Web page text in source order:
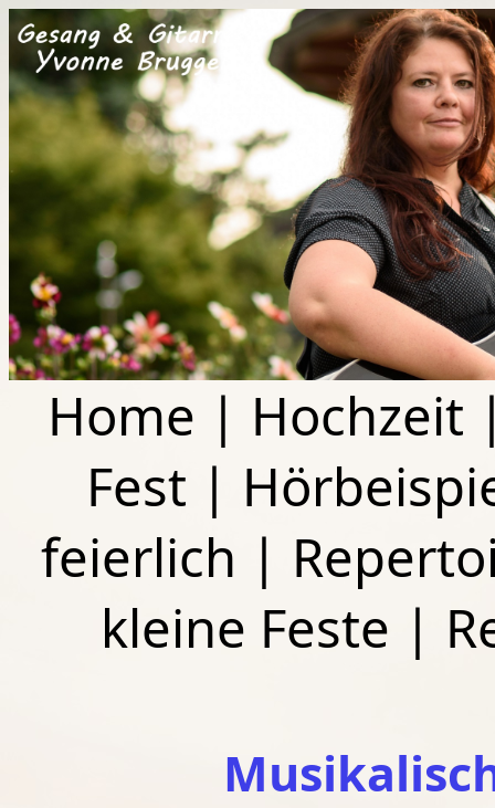
Home | Hochzeit
Fest |
feierlich |
kleine Feste |